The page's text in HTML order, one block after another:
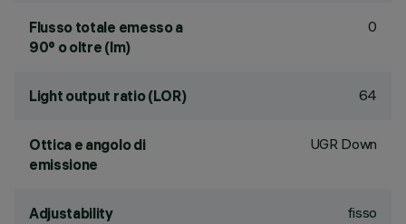
Flusso totale emesso a
90° o oltre (lm)
0
Light output ratio (LOR) 64
Ottica e angolo di
emissione
UGR Down
Adjustability fisso